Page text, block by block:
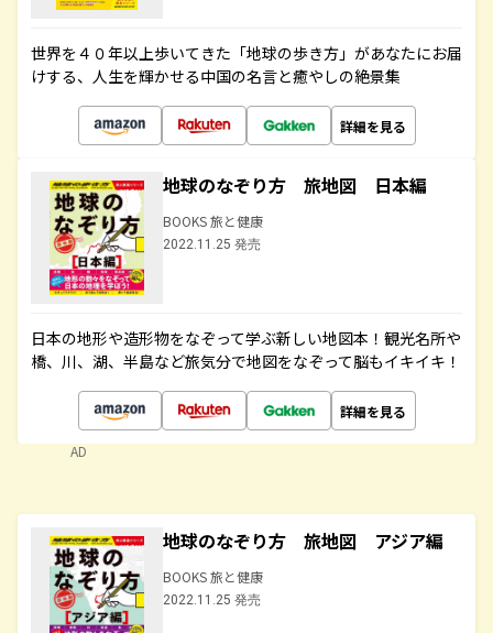
世界を４０年以上歩いてきた「地球の歩き方」があなたにお届
けする、人生を輝かせる中国の名言と癒やしの絶景集
詳細を見る
地球のなぞり方 旅地図 日本編
BOOKS 旅と健康
2022.11.25 発売
日本の地形や造形物をなぞって学ぶ新しい地図本！観光名所や
橋、川、湖、半島など旅気分で地図をなぞって脳もイキイキ！
詳細を見る
AD
地球のなぞり方 旅地図 アジア編
BOOKS 旅と健康
2022.11.25 発売